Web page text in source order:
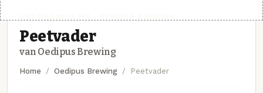
Peetvader
van Oedipus Brewing
Home Oedipus Brewing Peetvader